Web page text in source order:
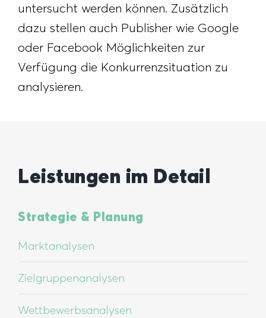
untersucht werden können. Zusätzlich
dazu stellen auch Publisher wie Google
oder Facebook Möglichkeiten zur
Verfügung die Konkurrenzsituation zu
analysieren.
Leistungen im Detail
Strategie & Planung
Marktanalysen
Zielgruppenanalysen
Wettbewerbsanalysen